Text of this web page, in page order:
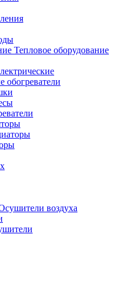
Тепловое оборудование
обогреватели
воздуха